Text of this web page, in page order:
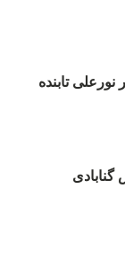
تابنده